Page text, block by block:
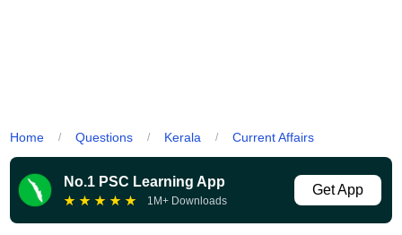
Home / Questions / Kerala / Current Affairs
No.1 PSC Learning App
★ ★ ★ ★ ★ 1M+ Downloads
Get App